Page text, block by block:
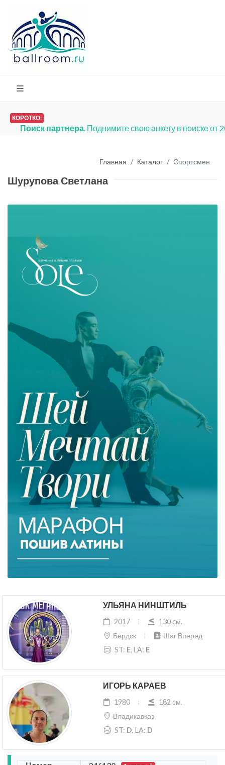
КОРОТКО:
Поиск партнера. Поднимите свою анкету в поиске от
Главная Каталог Спортсмен
Шурупова Светлана
УЛЬЯНА НИНШТИЛЬ
2017
130 cм.
Бердск
Шаг Вперед
ST: E, LA: E
ИГОРЬ КАРАЕВ
1980
182 cм.
Владикавказ
ST: D, LA: D